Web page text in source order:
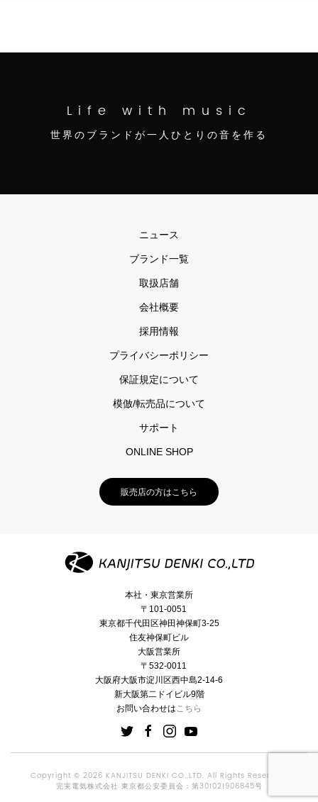
Life with music
世界のブランドが一人ひとりの音を作る
ニュース
ブランド一覧
取扱店舗
会社概要
採用情報
プライバシーポリシー
保証規定について
模倣/転売品について
サポート
ONLINE SHOP
販売店の方はこちら
本社・東京営業所
〒101-0051
東京都千代田区神田神保町3-25
住友神保町ビル
大阪営業所
〒532-0011
大阪府大阪市淀川区西中島2-14-6
新大阪第二ドイビル9階
お問い合わせはこちら
Copyright © 2026 KANJITSU DENKI CO.,LTD. All Rights Reserved.
完実電気株式会社 東京都公安委員会：第301021906845号